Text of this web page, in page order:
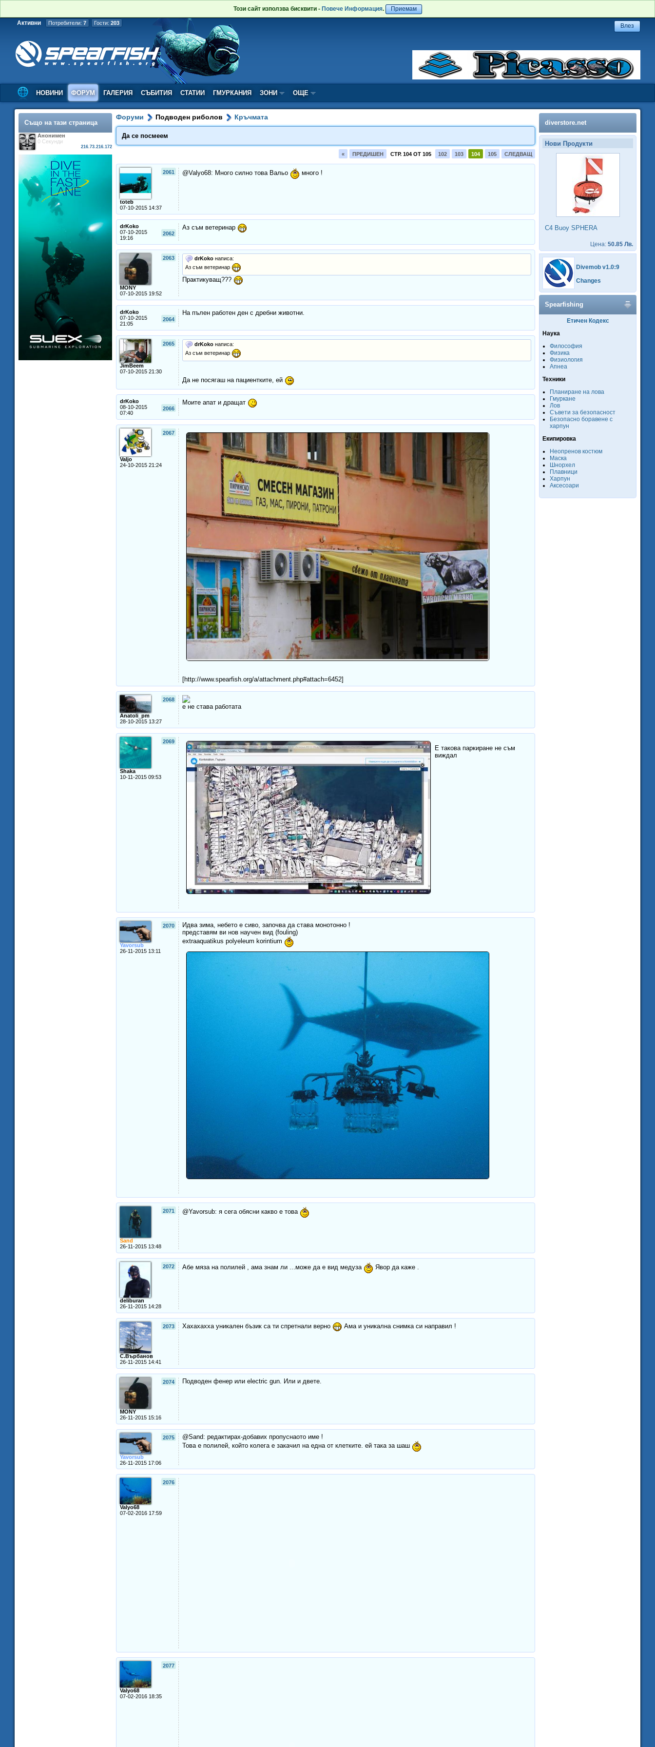
Този сайт използва бисквити - Повече Информация. Приемам
Активни Потребители: 7 Гости: 203
НОВИНИ ФОРУМ ГАЛЕРИЯ СЪБИТИЯ СТАТИИ ГМУРКАНИЯ ЗОНИ ОЩЕ
Също на тази страница
Анонимен
0 Секунди
216.73.216.172
Форуми Подводен риболов Кръчмата
Да се посмеем
« ПРЕДИШЕН СТР. 104 ОТ 105 102 103 104 105 СЛЕДВАЩ
2061
toteb
07-10-2015 14:37
@Valyo68: Много силно това Вальо много !
drKoko
2062
07-10-2015
19:16
Аз съм ветеринар
2063
MONY
07-10-2015 19:52
drKoko написа:
Аз съм ветеринар
Практикуващ???
drKoko
2064
07-10-2015
21:05
На пълен работен ден с дребни животни.
2065
JimBeem
07-10-2015 21:30
drKoko написа:
Аз съм ветеринар
Да не посягаш на пациентките, ей
drKoko
2066
08-10-2015
07:40
Моите апат и дращат
2067
Valjo
24-10-2015 21:24
[http://www.spearfish.org/a/attachment.php#attach=6452]
2068
Anatoli_pm
28-10-2015 13:27
е не става работата
2069
Shaka
10-11-2015 09:53
Е такова паркиране не съм
виждал
2070
Yavorsub
26-11-2015 13:11
Идва зима, небето е сиво, започва да става монотонно !
представям ви нов научен вид (fouling)
extraaquatikus polyeleum korintium
2071
Sand
26-11-2015 13:48
@Yavorsub: я сега обясни какво е това
2072
deliburan
26-11-2015 14:28
Абе мяза на полилей , ама знам ли ...може да е вид медуза Явор да каже .
2073
С.Върбанов
26-11-2015 14:41
Хахахахха уникален бъзик са ти спретнали верно Ама и уникална снимка си направил !
2074
MONY
26-11-2015 15:16
Подводен фенер или electric gun. Или и двете.
2075
Yavorsub
26-11-2015 17:06
@Sand: редактирах-добавих пропуснаото име !
Това е полилей, който колега е закачил на една от клетките. ей така за шаш
2076
Valyo68
07-02-2016 17:59
2077
Valyo68
07-02-2016 18:35
diverstore.net
Нови Продукти
C4 Buoy SPHERA
Цена: 50.85 Лв.
Divemob v1.0:9
Changes
Spearfishing
Етичен Кодекс
Наука
Философия
Физика
Физиология
Апнеа
Техники
Планиране на лова
Гмуркане
Лов
Съвети за безопасност
Безопасно боравене с
харпун
Екипировка
Неопренов костюм
Маска
Шнорхел
Плавници
Харпун
Аксесоари